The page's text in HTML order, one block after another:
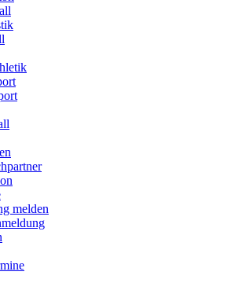
melden